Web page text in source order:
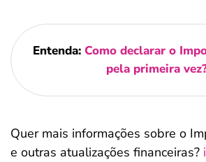
Entenda: Como declarar o
pela primeira
Quer mais informações sobre o
e outras atualizações financeiras?